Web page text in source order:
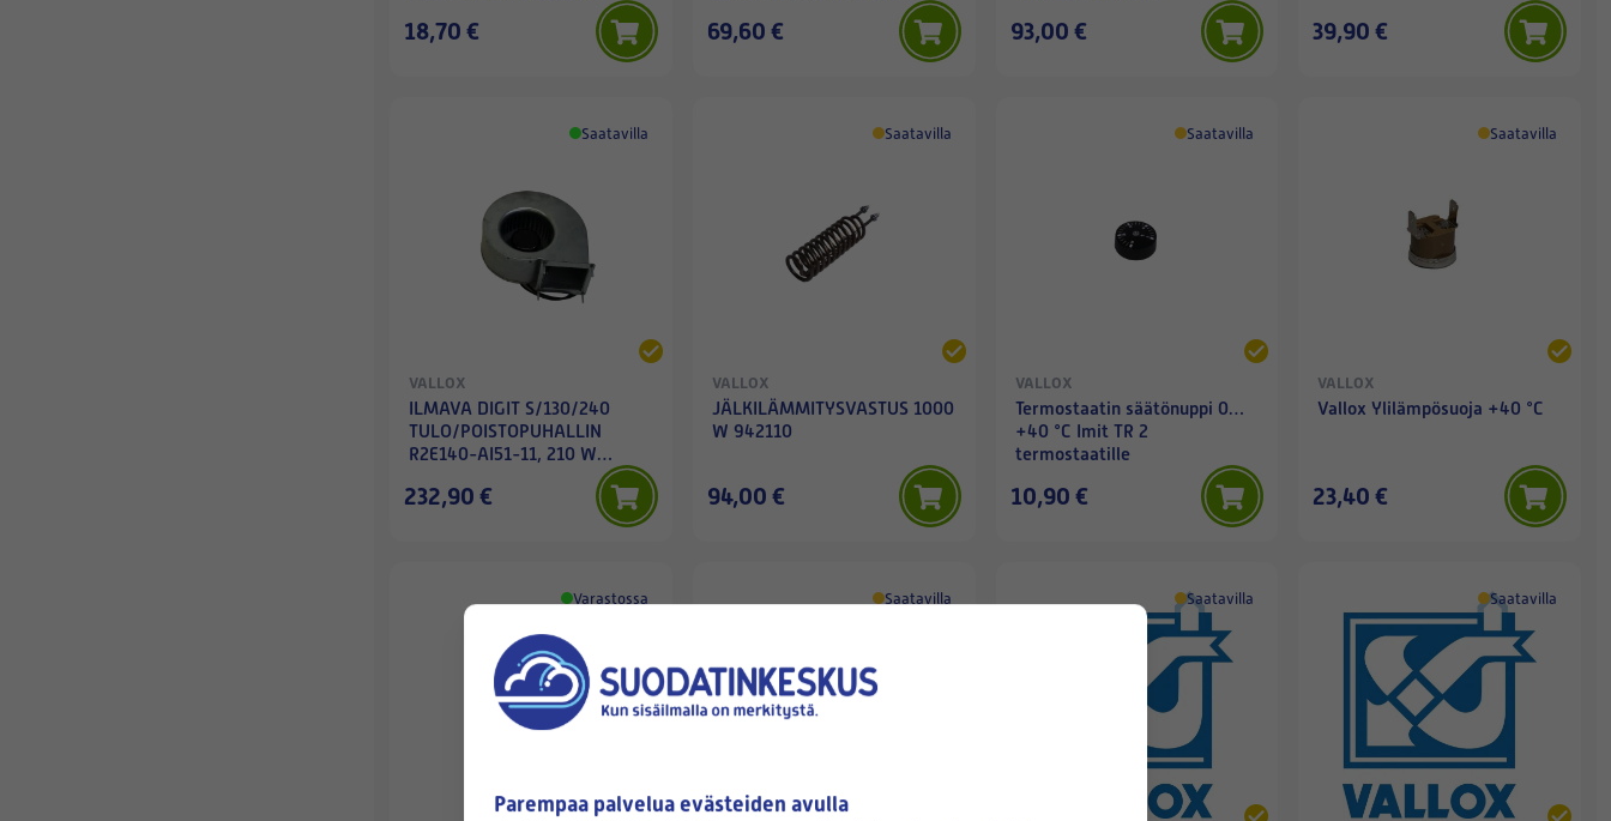
18,70 € 69,60 € 93,00 € 39,90 €
Saatavilla
VALLOX
ILMAVA DIGIT S/130/240
TULO/POISTOPUHALLIN
R2E140-AI51-11, 210 W
232,90 €
Saatavilla
VALLOX
JÄLKILÄMMITYSVASTUS 1000
W 942110
94,00 €
Saatavilla
VALLOX
Termostaatin säätönuppi 0…
+40 °C Imit TR 2
termostaatille
10,90 €
Saatavilla
VALLOX
Vallox Ylilämpösuoja +40 °C
23,40 €
Varastossa Saatavilla Saatavilla Saatavilla
Parempaa palvelua evästeiden avulla